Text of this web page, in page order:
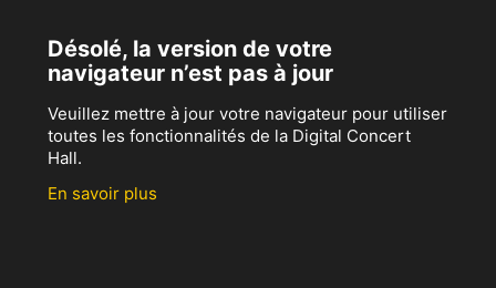
Désolé, la version de votre
navigateur n’est pas à jour
Veuillez mettre à jour votre navigateur pour utiliser
toutes les fonctionnalités de la Digital Concert
Hall.
En savoir plus